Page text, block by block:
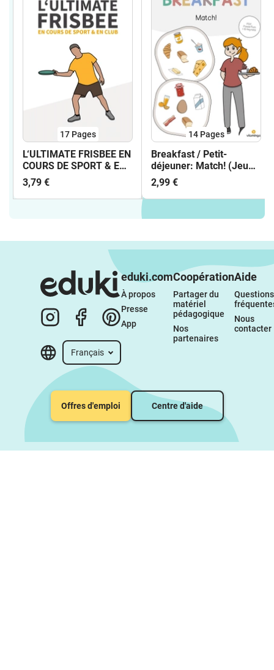
17 Pages
L‘ULTIMATE FRISBEE EN
COURS DE SPORT & EN
CLUB - CARTES
TECHNIQUES
3,79 €
14 Pages
Breakfast / Petit-
déjeuner: Match! (Jeu
pour le cours d'anglais)
2,99 €
Français
eduki.com
À propos
Presse
App
Coopération
Partager du
matériel
pédagogique
Nos
partenaires
Aide
Questions
Nous
contacter
Offres d'emploi Centre d'aide